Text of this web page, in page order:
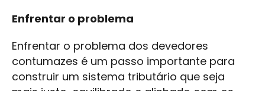
Enfrentar o problema
Enfrentar o problema dos devedores
contumazes é um passo importante para
construir um sistema tributário que seja